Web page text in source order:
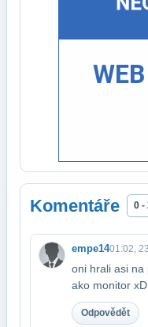
Komentáře 0 -
empe1401:02,
oni hrali asi na
ako monitor
Odpovědět